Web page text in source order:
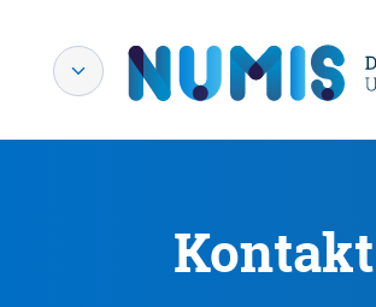
Kontakt